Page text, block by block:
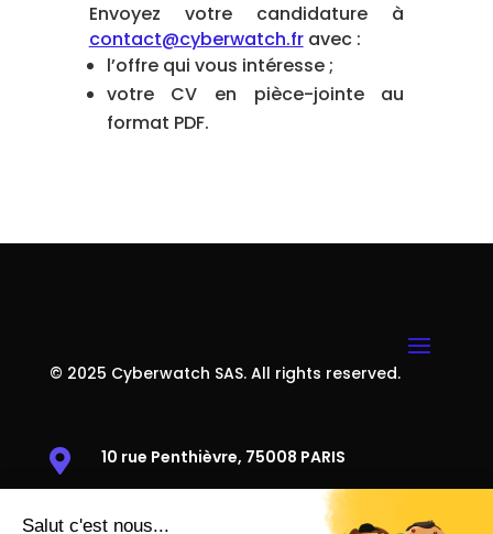
Envoyez votre candidature à
contact@cyberwatch.fravec :
l’offre qui vous intéresse ;
votre CV en pièce-jointe au
format PDF.
© 2025 Cyberwatch SAS. All rights reserved.
 10 rue Penthièvre, 75008 PARIS
 38 rue Victor Basch, 91300 MASSY